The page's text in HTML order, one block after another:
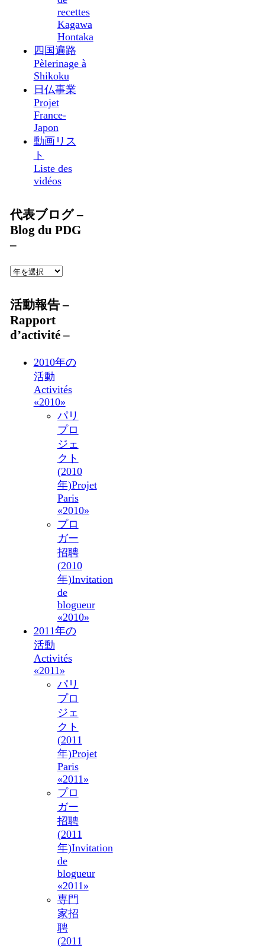
recettes
Kagawa
Hontaka
四国遍路
Pèlerinage à
Shikoku
日仏事業
Projet
France-
Japon
動画リス
ト
Liste des
vidéos
代表ブログ –
Blog du PDG
–
活動報告 –
Rapport
d’activité –
2010年の
活動
Activités
«2010»
パリ
プロ
ジェ
クト
(2010
年)Projet
Paris
«2010»
プロ
ガー
招聘
(2010
年)Invitation
de
blogueur
«2010»
2011年の
活動
Activités
«2011»
パリ
プロ
ジェ
クト
(2011
年)Projet
Paris
«2011»
プロ
ガー
招聘
(2011
年)Invitation
de
blogueur
«2011»
専門
家招
聘
(2011